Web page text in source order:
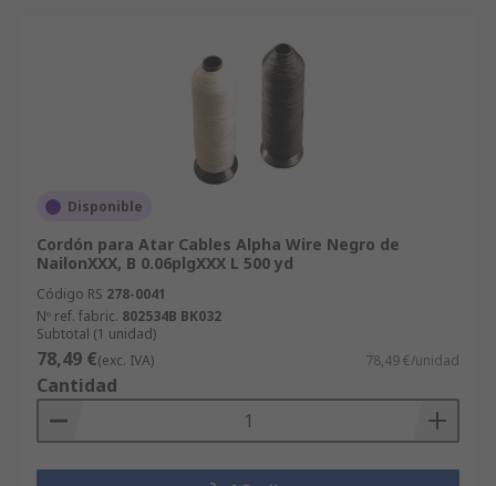
Disponible
Cordón para Atar Cables Alpha Wire Negro de
NailonXXX, B 0.06plgXXX L 500 yd
Código RS 278-0041
Nº ref. fabric. 802534B BK032
Subtotal (1 unidad)
78,49 €(exc. IVA) 78,49 €/unidad
Cantidad